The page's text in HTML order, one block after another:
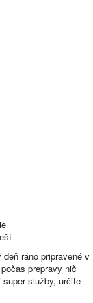
ráno pripravené v
prepravy nič
služby, určite